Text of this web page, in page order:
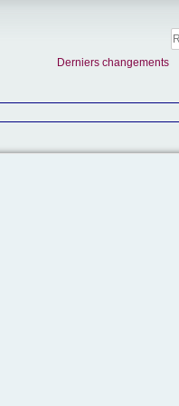
Derniers changements